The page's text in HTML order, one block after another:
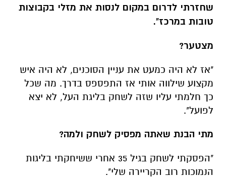
שחזרתי לדרום במקום לנסות את מזלי בקבוצות
טובות במרכז".
מצטער?
"אז לא היה כמעט את עניין הסוכנים, לא היה איש
מקצוע שילווה אותי אז התפספס בדרך. מה שכל
כך חלמתי עליו שזה לשחק בליגת העל, לא יצא
לפועל".
מתי הבנת שאתה מפסיק לשחק ולמה?
"הפסקתי לשחק בגיל 35 אחרי ששיחקתי בליגות
הנמוכות רוב הקריירה שלי".